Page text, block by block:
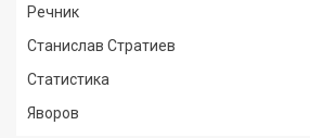
Речник
Станислав Стратиев
Статистика
Яворов